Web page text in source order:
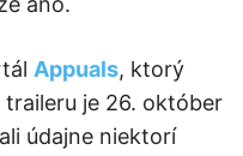
Appuals, ktorý
je 26. október
údajne niektorí